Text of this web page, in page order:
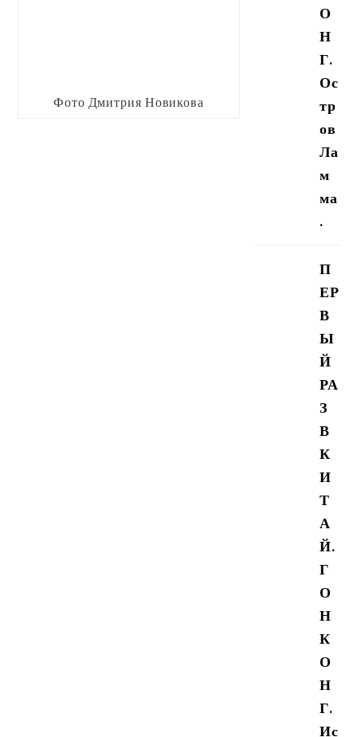
Фото Дмитрия Новикова
О
Н
Г.
Ос
тр
ов
Ла
м
ма
.
П
ЕР
В
Ы
Й
РА
З
В
К
И
Т
А
Й.
Г
О
Н
К
О
Н
Г.
Ис